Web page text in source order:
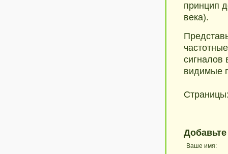
принцип
века).
сигналов
видимые
Ваше имя: